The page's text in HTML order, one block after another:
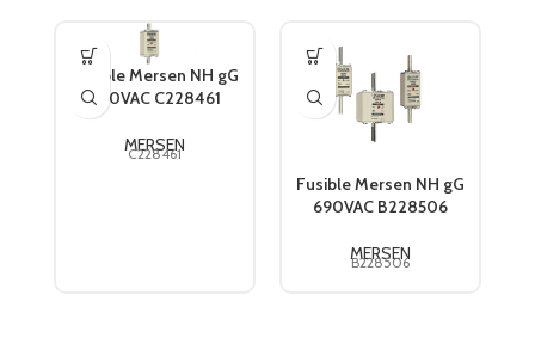
Fusible Mersen NH gG
690VAC C228461
MERSEN
C228461
Fusible Mersen NH gG
690VAC B228506
MERSEN
B228506